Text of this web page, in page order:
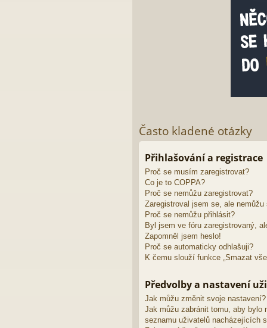
Často kladené otázky
Přihlašování a registrace
Proč se musím zaregistrovat?
Co je to COPPA?
Proč se nemůžu zaregistrovat?
Zaregistroval jsem se, ale nemůžu
Proč se nemůžu přihlásit?
Byl jsem ve fóru zaregistrovaný,
Zapomněl jsem heslo!
Proč se automaticky odhlašuji?
K čemu slouží funkce „Smazat
Předvolby a nastavení
Jak můžu změnit svoje nastavení?
Jak můžu zabránit tomu, aby bylo
seznamu uživatelů nacházejících